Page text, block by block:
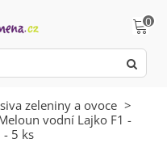
0
zeleniny a ovoce >
vodní Lajko F1 -
- 5 ks